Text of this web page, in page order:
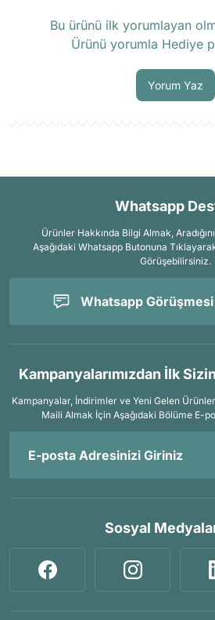
Bu ürünü ilk yorumlayan
Ürünü yorumla Hediye
Yorum Yaz
Whatsapp
Ürünler Hakkında Bilgi Almak,
Aşağıdaki Whatsapp Butonuna
Görüşebilirsiniz.
Whatsapp Görüşmesi
Kampanyalarımızdan İlk
Kampanyalar, İndirimler ve Yeni Gelen
Maili Almak İçin Aşağıdaki Bölüme E-
Sosyal